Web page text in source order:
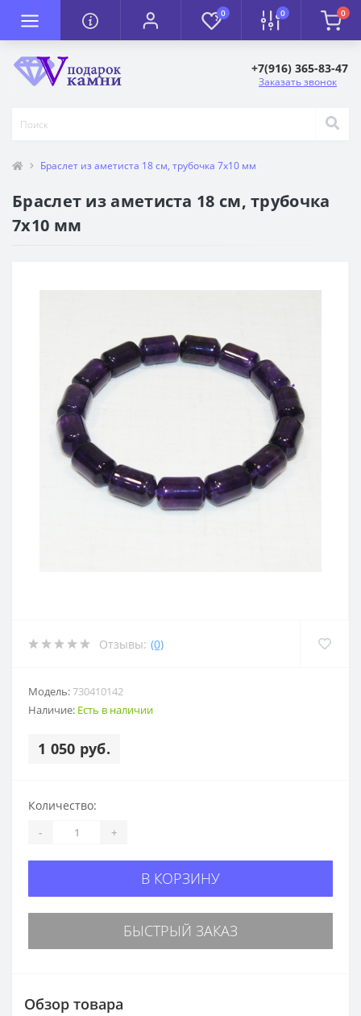
0 0 0
+7(916) 365-83-47
Заказать звонок
Браслет из аметиста 18 см, трубочка 7х10 мм
Браслет из аметиста 18 см, трубочка
7х10 мм
Отзывы: (0)
Модель:730410142
Наличие: Есть в наличии
1 050 руб.
Количество:
- +
В КОРЗИНУ
БЫСТРЫЙ ЗАКАЗ
Обзор товара